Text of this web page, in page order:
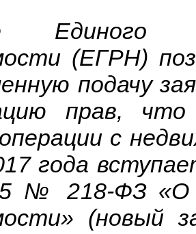
Единого
(ЕГРН)
подачу
прав,
с
года
№ 218-ФЗ «О
(новый